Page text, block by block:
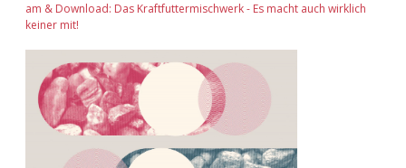
am & Download: Das Kraftfuttermischwerk - Es macht auch wirklich
keiner mit!